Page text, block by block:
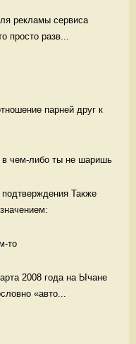
рекламы сервиса
просто разв...
парней друг к
Также
то
2008 года на Ычане
«авто...